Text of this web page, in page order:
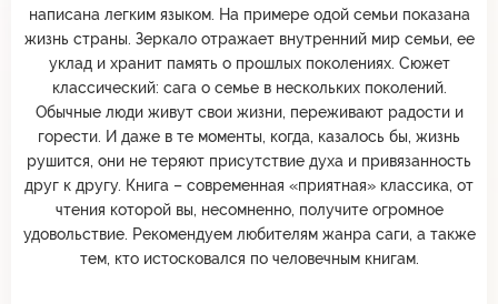
написана легким языком. На примере одой семьи показана
жизнь страны. Зеркало отражает внутренний мир семьи, ее
уклад и хранит память о прошлых поколениях. Сюжет
классический: сага о семье в нескольких поколений.
Обычные люди живут свои жизни, переживают радости и
горести. И даже в те моменты, когда, казалось бы, жизнь
рушится, они не теряют присутствие духа и привязанность
друг к другу. Книга – современная «приятная» классика, от
чтения которой вы, несомненно, получите огромное
удовольствие. Рекомендуем любителям жанра саги, а также
тем, кто истосковался по человечным книгам.